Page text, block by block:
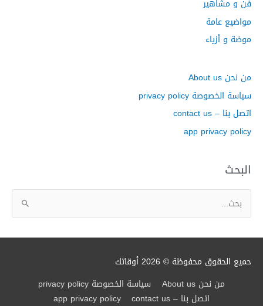
فن و مشاهير
مواضيع عامة
موضة و أزياء
من نحن About us
سياسة الخصوصة privacy policy
اتصل بنا – contact us
app privacy policy
البحث
ث
حميع الحقوق محفوظة © 2026
أوقاتك
من نحن About us
سياسة الخصوصة privacy policy
اتصل بنا – contact us
app privacy policy